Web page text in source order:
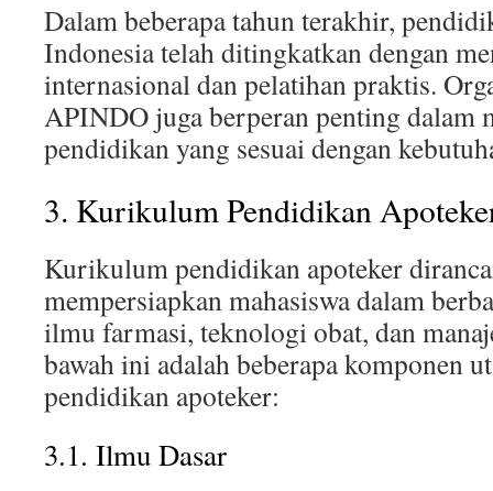
Dalam beberapa tahun terakhir,
Indonesia telah ditingkatkan dengan
internasional dan pelatihan praktis.
APINDO juga berperan penting dalam
pendidikan yang sesuai dengan
3. Kurikulum Pendidikan
Kurikulum pendidikan apoteker
mempersiapkan mahasiswa dalam
ilmu farmasi, teknologi obat, dan
bawah ini adalah beberapa komponen
pendidikan apoteker:
3.1. Ilmu Dasar